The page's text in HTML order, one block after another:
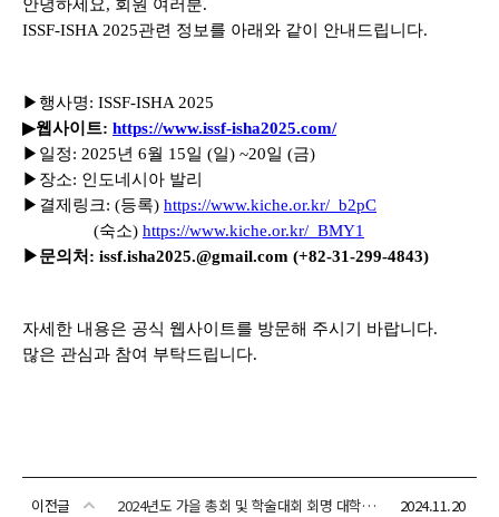
이전글 2024년도 가을 총회 및 학술대회 회명 대학원 연구상 수상자 안내 2024.11.20